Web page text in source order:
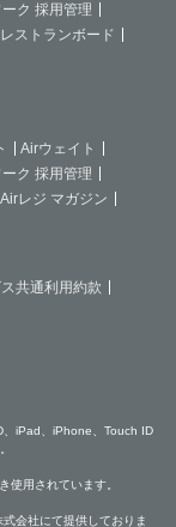
ク 採用管理
レストランボード
Airウェイト
ク 採用管理
Airレジ マガジン
共通利用約款
iPad、iPhone、Touch ID
使用されています。
会社にて提供しておりま